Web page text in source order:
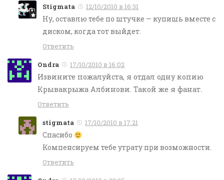
Stigmata 12/10/2010 в 16:31
Ну, оставлю тебе по штучке — купишь вместе с
диском, когда тот выйдет.
Ответить
Ondra 17/10/2010 в 16:02
Извините пожалуйста, я отдал одну копию
Крывакрыжа Албинови. Такой же я фанат.
Ответить
stigmata 17/10/2010 в 17:21
Спасибо
Компенсируем тебе утрату при возможности.
Ответить